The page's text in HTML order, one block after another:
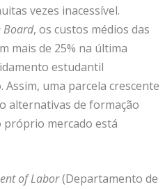
vezes inacessível.
Board, os custos médios das
mais de 25% na última
estudantil
uma parcela crescente
alternativas de formação
próprio mercado está
of Labor(Departamento de